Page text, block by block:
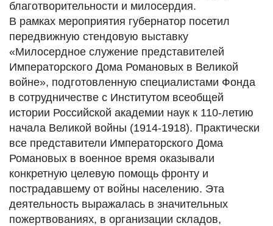
благотворительности и милосердия.
В рамках мероприятия губернатор посетил
передвижную стендовую выставку
«Милосердное служение представителей
Императорского Дома Романовых в Великой
войне», подготовленную специалистами Фонда
в сотрудничестве с Институтом всеобщей
истории Российской академии наук к 110-летию
начала Великой войны (1914-1918). Практически
все представители Императорского Дома
Романовых в военное время оказывали
конкретную целевую помощь фронту и
пострадавшему от войны населению. Эта
деятельность выражалась в значительных
пожертвованиях, в организации складов,